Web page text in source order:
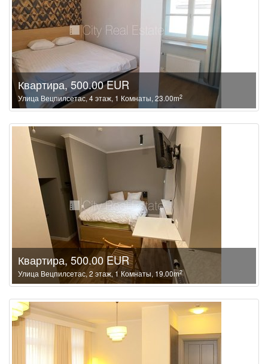
Квартира, 500.00 EUR
Улица Вецпилсетас, 4 этаж, 1 Комнаты, 23.00m2
Квартира, 500.00 EUR
Улица Вецпилсетас, 2 этаж, 1 Комнаты, 19.00m2